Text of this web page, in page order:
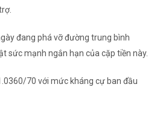
đang phá vỡ đường trung bình
sức mạnh ngắn hạn của cặp tiền này.
70 với mức kháng cự ban đầu